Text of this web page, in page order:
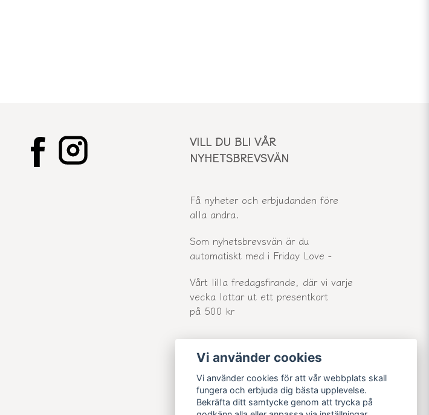
VILL DU BLI VÅR
NYHETSBREVSVÄN
Få nyheter och erbjudanden före
alla andra.
Som nyhetsbrevsvän är du
automatiskt med i Friday Love -
Vårt lilla fredagsfirande, där vi varje
vecka lottar ut ett presentkort
på 500 kr
email
Mejladress Skicka
Vi använder cookies
Vi använder cookies för att vår webbplats skall
fungera och erbjuda dig bästa upplevelse.
Bekräfta ditt samtycke genom att trycka på